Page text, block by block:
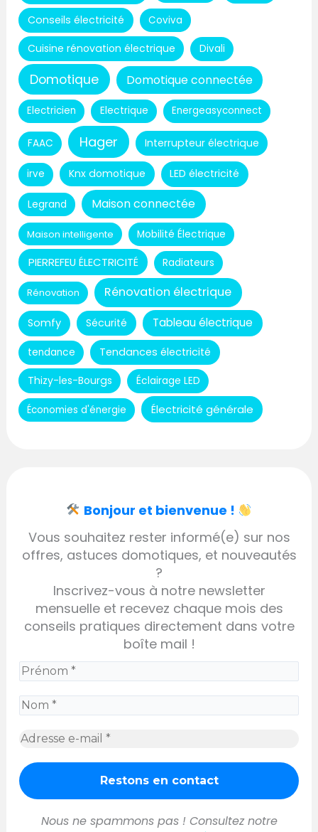
Conseils électricité Coviva
Cuisine rénovation électrique Divali
Domotique Domotique connectée
Electricien Electrique Energeasyconnect
FAAC Hager Interrupteur électrique
irve Knx domotique LED électricité
Legrand Maison connectée
Maison intelligente Mobilité Électrique
PIERREFEU ÉLECTRICITÉ Radiateurs
Rénovation Rénovation électrique
Somfy Sécurité Tableau électrique
tendance Tendances électricité
Thizy-les-Bourgs Éclairage LED
Économies d'énergie Électricité générale
Bonjour et bienvenue !
Vous souhaitez rester informé(e) sur nos
offres, astuces domotiques, et nouveautés
?
Inscrivez-vous à notre newsletter
mensuelle et recevez chaque mois des
conseils pratiques directement dans votre
boîte mail !
Nous ne spammons pas ! Consultez notre